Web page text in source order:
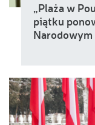
„Plaża w
piątku